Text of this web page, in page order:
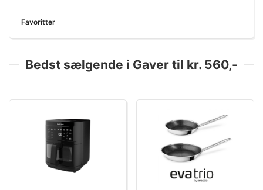
Favoritter
Bedst sælgende i Gaver til kr. 560,-